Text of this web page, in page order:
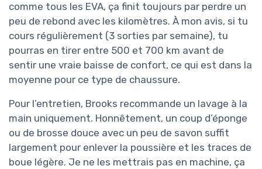
comme tous les EVA, ça finit toujours par perdre un
peu de rebond avec les kilomètres. À mon avis, si tu
cours régulièrement (3 sorties par semaine), tu
pourras en tirer entre 500 et 700 km avant de
sentir une vraie baisse de confort, ce qui est dans la
moyenne pour ce type de chaussure.
Pour l’entretien, Brooks recommande un lavage à la
main uniquement. Honnêtement, un coup d’éponge
ou de brosse douce avec un peu de savon suffit
largement pour enlever la poussière et les traces de
boue légère. Je ne les mettrais pas en machine, ça